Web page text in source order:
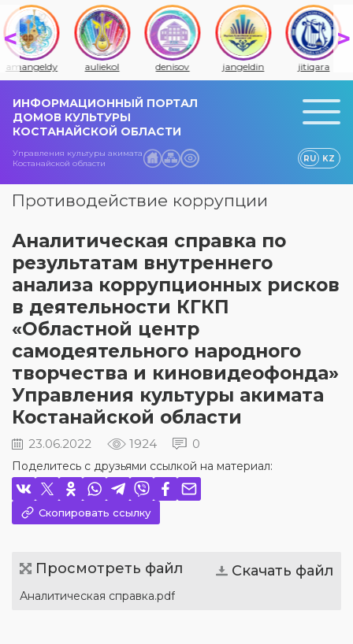
auliekol denisov jangeldin jitiqara qamysty
ИНФОРМАЦИОННЫЙ ПОРТАЛ
ДОМОВ КУЛЬТУРЫ
КОСТАНАЙСКОЙ ОБЛАСТИ
Управления культуры акимата
Костанайской области
RU KZ
Противодействие коррупции
Аналитическая справка по
результатам внутреннего
анализа коррупционных рисков
в деятельности КГКП
«Областной центр
самодеятельного народного
творчества и киновидеофонда»
Управления культуры акимата
Костанайской области
23.06.2022 1924 0
Поделитесь с друзьями ссылкой на материал:
Скопировать ссылку
Просмотреть файл Скачать файл
Аналитическая справка.pdf